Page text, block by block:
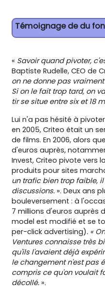
Témoignage de du
« Savoir quand pivoter,
Baptiste Rudelle, CEO de
on ne donne pas
Si on le fait trop tard, on
tir se situe entre six et 18
Lui n'a pas hésité à
en 2005, Criteo était un
de films. En 2006, alors
d'euros auprès,
Invest, Criteo pivote vers
produits pour sites
un trafic bien trop faible,
discussions. ». Deux ans
bouleversement : à
7 millions d'euros auprès
model est modifié et se
per-click advertising). «
Ventures connaisse très
qu'ils l'avaient déjà
le changement n'est pas
compris ce qu'on voulait
décollé. ».